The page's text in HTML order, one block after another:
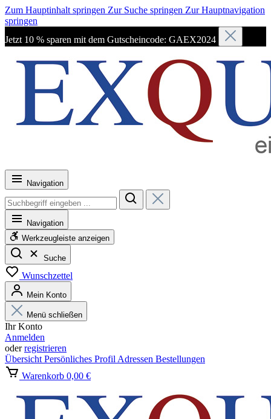
Zum Hauptinhalt springen Zur Suche springen Zur Hauptnavigation
springen
Jetzt 10 % sparen mit dem Gutscheincode: GAEX2024
Navigation
Navigation
Werkzeugleiste anzeigen
Suche
Wunschzettel
Mein Konto
Menü schließen
Ihr Konto
Anmelden
oderregistrieren
Übersicht Persönliches Profil Adressen Bestellungen
Warenkorb 0,00 €